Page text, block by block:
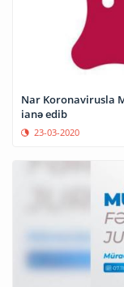
Nar Koronavirusla
ianə edib
23-03-2020